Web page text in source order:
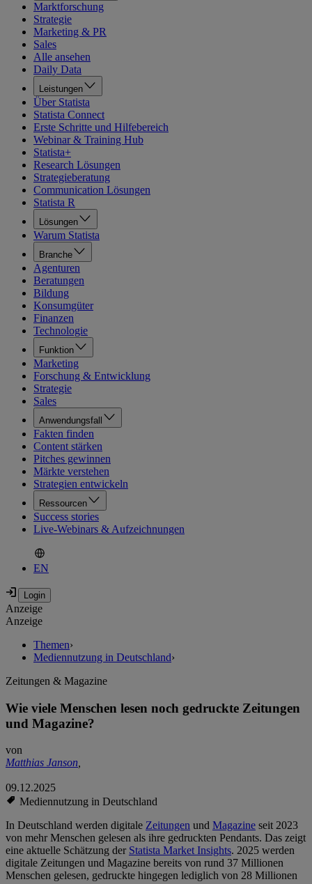
Marktforschung
Strategie
Marketing & PR
Sales
Alle ansehen
Daily Data
Leistungen
Über Statista
Statista Connect
Erste Schritte und Hilfebereich
Webinar & Training Hub
Statista+
Research Lösungen
Strategieberatung
Communication Lösungen
Statista R
Lösungen
Warum Statista
Branche
Agenturen
Beratungen
Bildung
Konsumgüter
Finanzen
Technologie
Funktion
Marketing
Forschung & Entwicklung
Strategie
Sales
Anwendungsfall
Fakten finden
Content stärken
Pitches gewinnen
Märkte verstehen
Strategien entwickeln
Ressourcen
Success stories
Live-Webinars & Aufzeichnungen
EN
Anzeige
Anzeige
Themen›
Mediennutzung in Deutschland›
Zeitungen & Magazine
Wie viele Menschen lesen noch gedruckte Zeitungen
und Magazine?
von
Matthias Janson,
09.12.2025
Mediennutzung in Deutschland
In Deutschland werden digitale Zeitungen und Magazine seit 2023
von mehr Menschen gelesen als ihre gedruckten Pendants. Das zeigt
eine aktuelle Schätzung der Statista Market Insights. 2025 werden
digitale Zeitungen und Magazine bereits von rund 37 Millionen
Menschen gelesen, gedruckte hingegen lediglich von 28 Millionen